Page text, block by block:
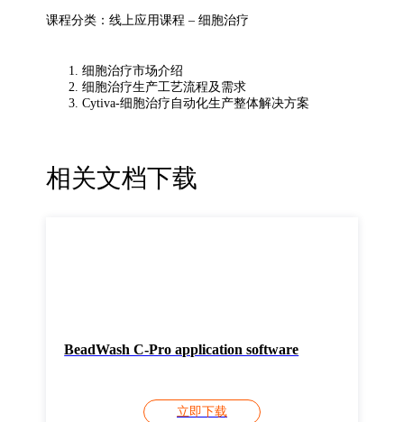
课程分类：线上应用课程 – 细胞治疗
细胞治疗市场介绍
细胞治疗生产工艺流程及需求
Cytiva-细胞治疗自动化生产整体解决方案
相关文档下载
BeadWash C-Pro application software
立即下载